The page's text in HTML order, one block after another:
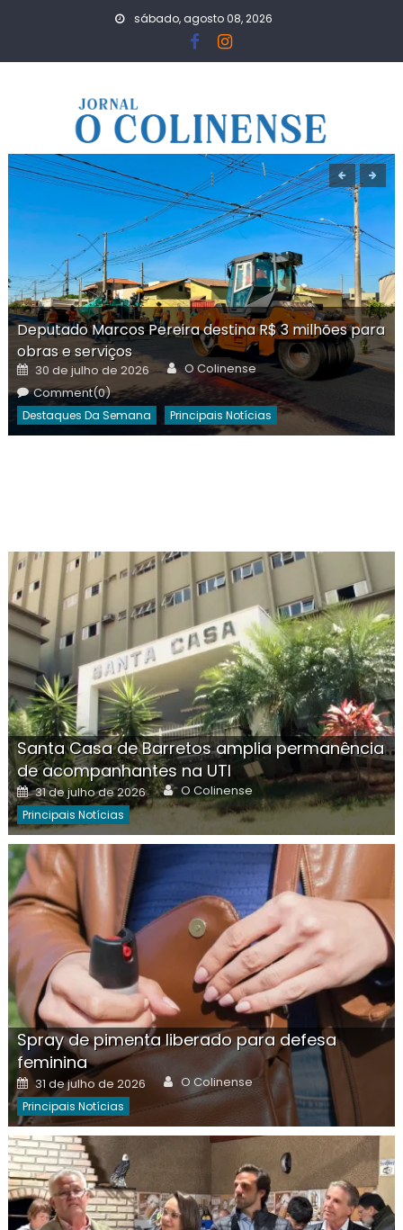
sábado, agosto 08, 2026
Deputado Marcos Pereira destina R$ 3 milhões para
obras e serviços
Posted
on
30 de julho de 2026 Author
O Colinense
Comment(0)
Destaques Da Semana Principais Notícias
Santa Casa de Barretos amplia permanência
de acompanhantes na UTI
Posted
on
31 de julho de 2026 Author
O Colinense
Principais Notícias
Spray de pimenta liberado para defesa
feminina
Posted
on
31 de julho de 2026 Author
O Colinense
Principais Notícias